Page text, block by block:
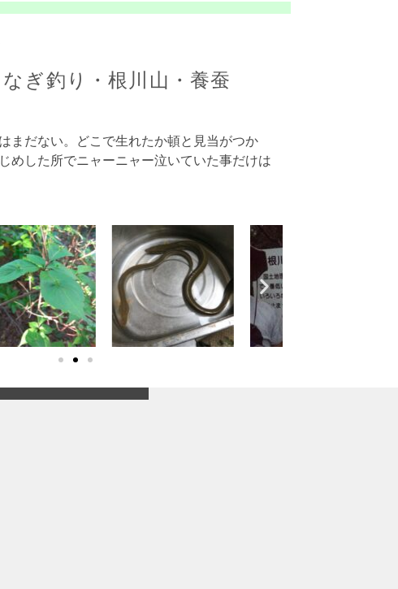
ぎ釣り・根川山・養蚕
まだない。どこで生れたか頓と見当がつか
めした所でニャーニャー泣いていた事だけは